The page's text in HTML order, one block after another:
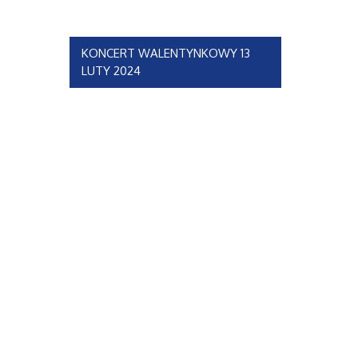
Nawigacja
wpisu
KONCERT WALENTYNKOWY 13
LUTY 2024